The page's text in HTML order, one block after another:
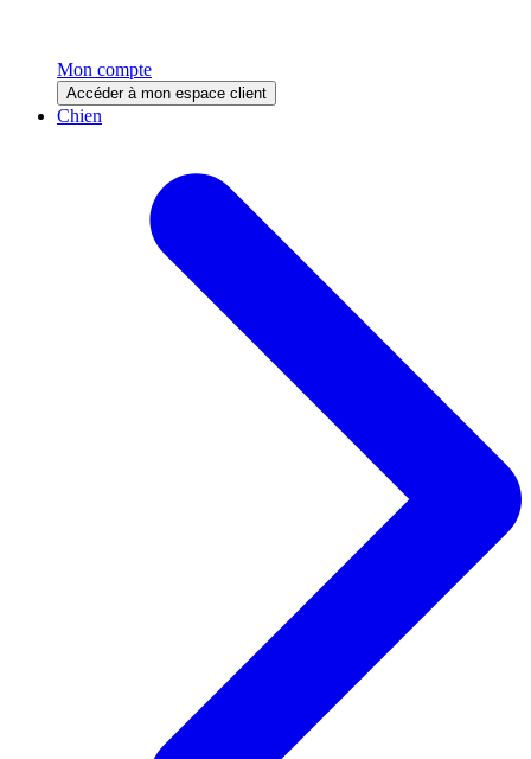
Mon compte
Accéder à mon espace client
Chien